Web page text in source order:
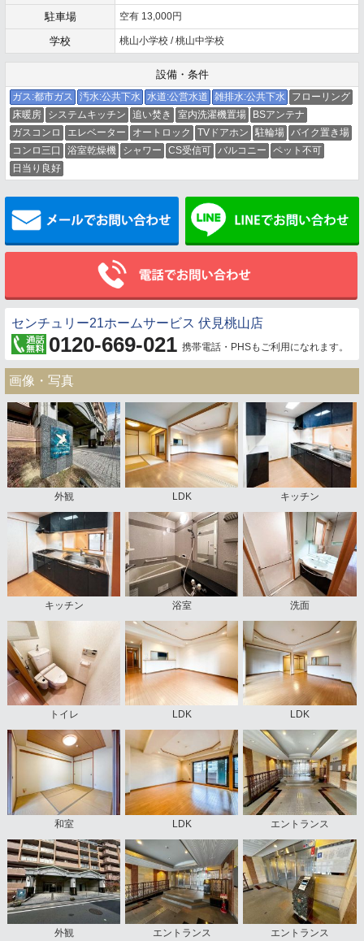
駐車場 空有 13,000円
学校 桃山小学校 / 桃山中学校
設備・条件
ガス:都市ガス 汚水:公共下水 水道:公営水道 雑排水:公共下水
フローリング
床暖房
システムキッチン 追い焚き 室内洗濯機置場
BSアンテナ
ガスコンロ
エレベーター オートロック TVドアホン 駐輪場 バイク置き場
コンロ三口
浴室乾燥機 シャワー CS受信可 バルコニー
ペット不可
日当り良好
メールでお問い合わせ
センチュリー21ホームサービス 伏見桃山店
0120-669-021 携帯電話・PHSもご利用になれます。
画像・写真
外観 LDK キッチン
キッチン 浴室 洗面
トイレ LDK LDK
和室 LDK エントランス
外観 エントランス エントランス